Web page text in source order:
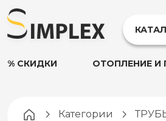
% СКИДКИ ОТОПЛЕНИЕ И
Pagina principală
Категории